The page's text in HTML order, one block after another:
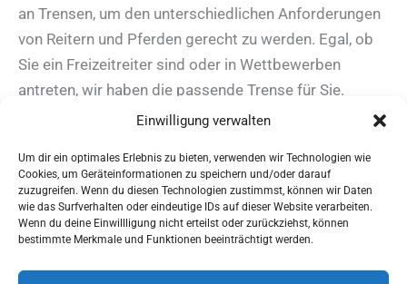
Einwilligung verwalten
Um dir ein optimales Erlebnis zu bieten, verwenden wir Technologien wie
Cookies, um Geräteinformationen zu speichern und/oder darauf
zuzugreifen. Wenn du diesen Technologien zustimmst, können wir Daten
wie das Surfverhalten oder eindeutige IDs auf dieser Website verarbeiten.
Wenn du deine Einwillligung nicht erteilst oder zurückziehst, können
bestimmte Merkmale und Funktionen beeinträchtigt werden.
an Trensen, um den unterschiedlichen Anforderungen
von Reitern und Pferden gerecht zu werden. Egal, ob
Sie ein Freizeitreiter sind oder in Wettbewerben
antreten, wir haben die passende Trense für Sie.
Unsere Trensen sind in verschiedenen Stilen, Größen
AGBs